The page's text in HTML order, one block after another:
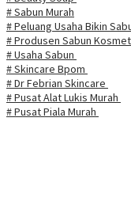
# Sabun Murah
# Peluang Usaha Bikin
# Produsen Sabun
# Usaha Sabun
# Skincare Bpom
# Dr Febrian Skincare
# Pusat Alat Lukis Murah
# Pusat Piala Murah